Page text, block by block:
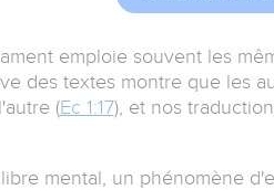
emploie souvent les
des textes montre que les
(Ec 1:17), et nos
mental, un phénomène